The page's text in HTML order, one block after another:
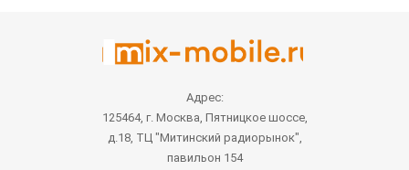
Адрес:
125464, г. Москва, Пятницкое шоссе,
д.18, ТЦ "Митинский радиорынок",
павильон 154